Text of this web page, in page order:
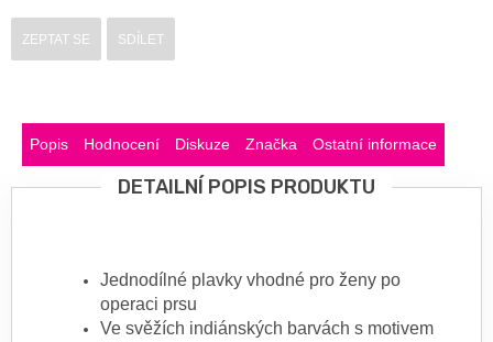
ZEPTAT SE SDÍLET
Popis Hodnocení Diskuze Značka Ostatní informace
DETAILNÍ POPIS PRODUKTU
Jednodílné plavky vhodné pro ženy po
operaci prsu
Ve svěžích indiánských barvách s motivem